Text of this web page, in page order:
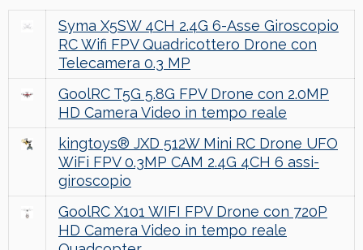
Syma X5SW 4CH 2.4G 6-Asse Giroscopio
RC Wifi FPV Quadricottero Drone con
Telecamera 0.3 MP
GoolRC T5G 5.8G FPV Drone con 2.0MP
HD Camera Video in tempo reale
kingtoys® JXD 512W Mini RC Drone UFO
WiFi FPV 0.3MP CAM 2.4G 4CH 6 assi-
giroscopio
GoolRC X101 WIFI FPV Drone con 720P
HD Camera Video in tempo reale